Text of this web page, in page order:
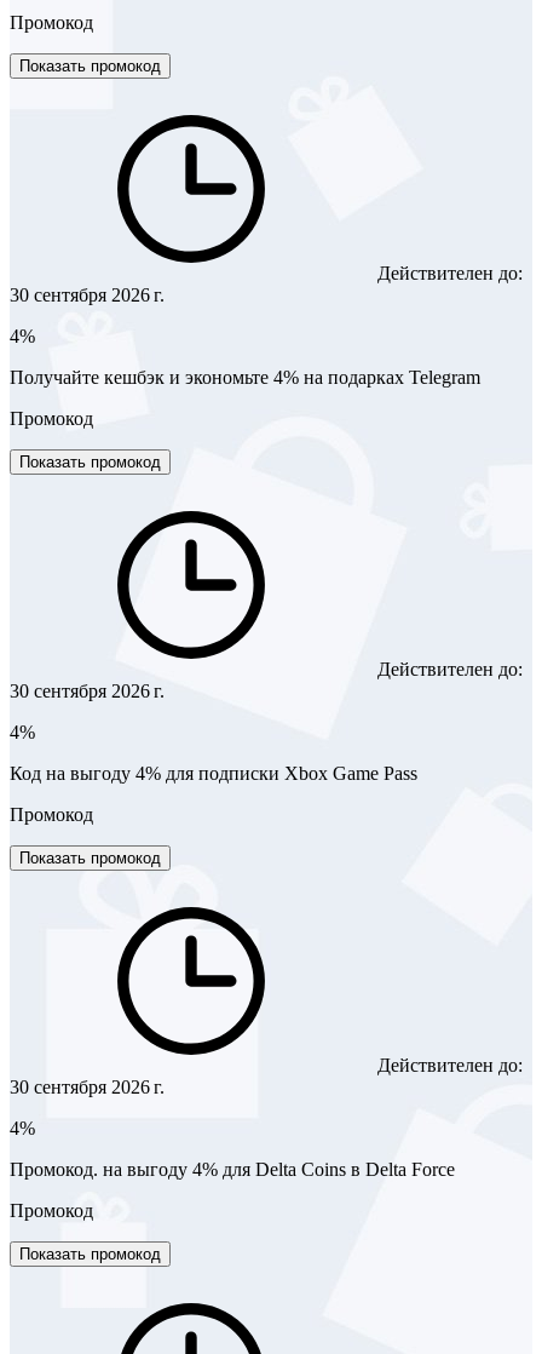
Промокод
Показать промокод
Действителен до:
30 сентября 2026 г.
4%
Получайте кешбэк и экономьте 4% на подарках Telegram
Промокод
Показать промокод
Действителен до:
30 сентября 2026 г.
4%
Код на выгоду 4% для подписки Xbox Game Pass
Промокод
Показать промокод
Действителен до:
30 сентября 2026 г.
4%
Промокод. на выгоду 4% для Delta Coins в Delta Force
Промокод
Показать промокод